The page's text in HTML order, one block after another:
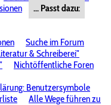
... Passt dazu:
Suche im Forum
& Schreiberei"
Nichtöffentliche Foren
Benutzersymbole
Alle Wege führen zu